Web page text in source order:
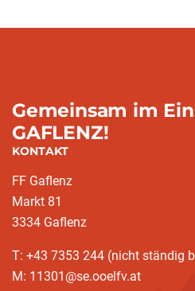
Gemeinsam im
GAFLENZ!
KONTAKT
FF Gaflenz
Markt 81
3334 Gaflenz
T: +43 7353 244 (nicht ständig
M: 11301@se.ooelfv.at